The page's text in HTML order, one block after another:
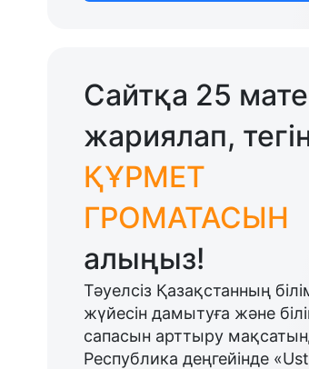
Сайтқа 25
жариялап,
ҚҰРМЕТ
ГРОМАТАСЫН
алыңыз!
Тәуелсіз Қазақстанның
жүйесін дамытуға және
сапасын арттыру
Республика деңгейінде